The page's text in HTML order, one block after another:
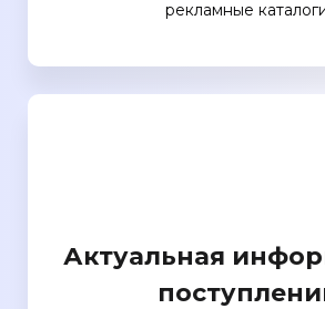
рекламные
Актуальная